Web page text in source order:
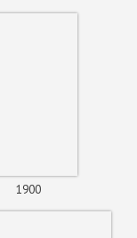
1900